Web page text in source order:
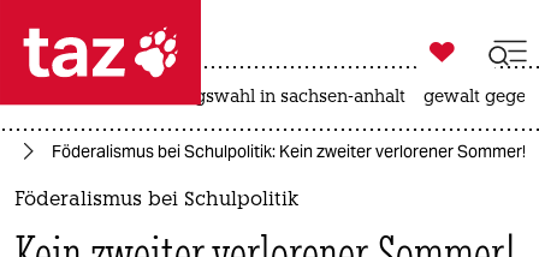
 taz zahl ich
taz zahl ich

taz zahl ich
landtagswahl in sachsen-anhalt gewalt
Föderalismus bei Schulpolitik: Kein zweiter verlorener Sommer!
Föderalismus bei Schulpolitik